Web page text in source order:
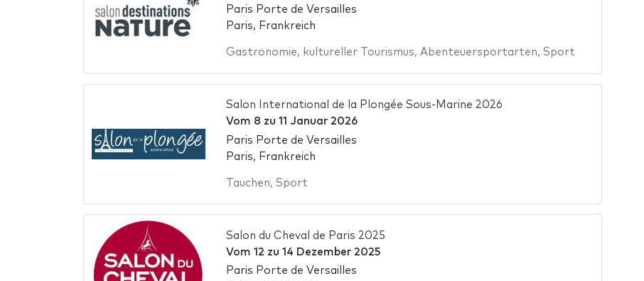
Paris Porte de Versailles
Paris, Frankreich
Gastronomie, kultureller Tourismus, Abenteuersportarten, Sport
Salon International de la Plongée Sous-Marine 2026
Vom 8 zu 11 Januar 2026
Paris Porte de Versailles
Paris, Frankreich
Tauchen, Sport
Salon du Cheval de Paris 2025
Vom 12 zu 14 Dezember 2025
Paris Porte de Versailles